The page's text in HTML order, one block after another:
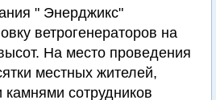
" Энерджикс"
ветрогенераторов на
На место проведения
местных жителей,
камнями сотрудников